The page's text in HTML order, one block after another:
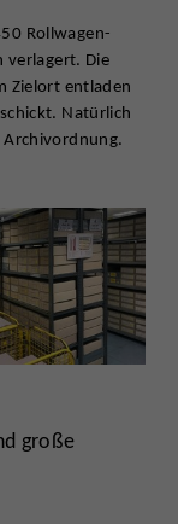
Rollwagen-
verlagert. Die
Zielort entladen
Natürlich
große